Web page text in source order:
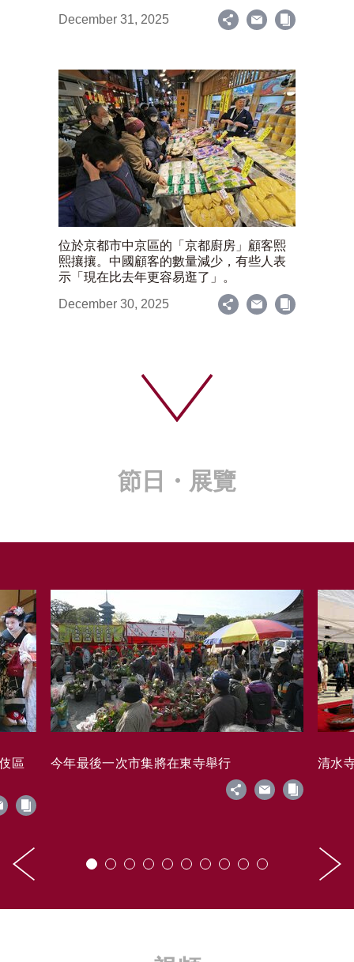
December 31, 2025
位於京都市中京區的「京都廚房」顧客熙
熙攘攘。中國顧客的數量減少，有些人表
示「現在比去年更容易逛了」。
December 30, 2025
節日・展覽
區 今年最後一次市集將在東寺舉行 清水